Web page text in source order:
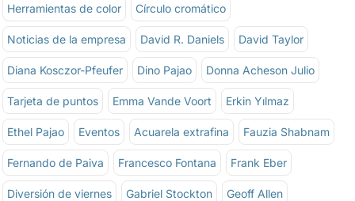
Herramientas de color Círculo cromático
Noticias de la empresa David R. Daniels David Taylor
Diana Kosczor-Pfeufer Dino Pajao Donna Acheson Julio
Tarjeta de puntos Emma Vande Voort Erkin Yılmaz
Ethel Pajao Eventos Acuarela extrafina Fauzia Shabnam
Fernando de Paiva Francesco Fontana Frank Eber
Diversión de viernes Gabriel Stockton Geoff Allen